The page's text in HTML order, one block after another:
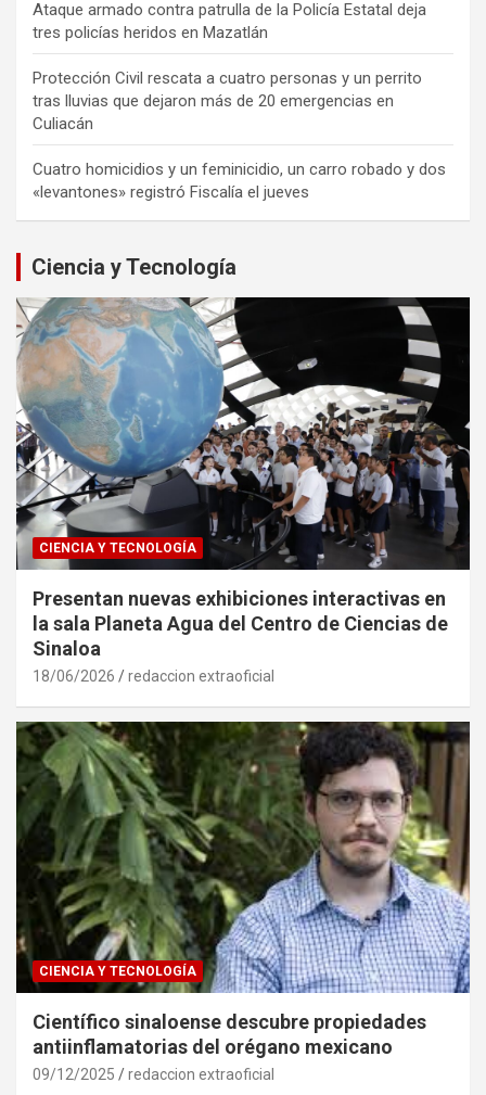
Ataque armado contra patrulla de la Policía Estatal deja
tres policías heridos en Mazatlán
Protección Civil rescata a cuatro personas y un perrito
tras lluvias que dejaron más de 20 emergencias en
Culiacán
Cuatro homicidios y un feminicidio, un carro robado y dos
«levantones» registró Fiscalía el jueves
Ciencia y Tecnología
CIENCIA Y TECNOLOGÍA
Presentan nuevas exhibiciones interactivas en
la sala Planeta Agua del Centro de Ciencias de
Sinaloa
18/06/2026 redaccion extraoficial
CIENCIA Y TECNOLOGÍA
Científico sinaloense descubre propiedades
antiinflamatorias del orégano mexicano
09/12/2025 redaccion extraoficial